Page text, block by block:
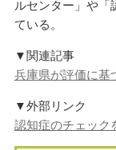
ルセンター」や
ている。
▼関連記事
兵庫県が評価に基
▼外部リンク
認知症のチェック